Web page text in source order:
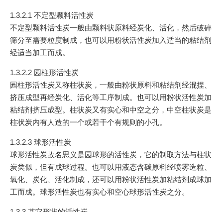
1.3.2.1 不定型颗料活性炭
不定型颗料活性炭一般由颗料状原料经炭化、活化，然后破碎
筛分至需要粒度制成，也可以用粉状活性炭加入适当的粘结剂
经适当加工而成。
1.3.2.2 园柱形活性炭
园柱形活性炭又称柱状炭，一般由粉状原料和粘结剂经混捏、
挤压成型再经炭化、活化等工序制成。也可以用粉状活性炭加
粘结剂挤压成型。柱状炭又有实心和中空之分，中空柱状炭是
柱状炭内有人造的一个或若干个有规则的小孔。
1.3.2.3 球形活性炭
球形活性炭故名思义是园球形的活性炭，它的制取方法与柱状
炭类似，但有成球过程。也可以用液态含碳原料经喷雾造粒、
氧化、炭化、活化制成，还可以用粉状活性炭加粘结剂成球加
工而成。球形活性炭也有实心和空心球形活性炭之分。